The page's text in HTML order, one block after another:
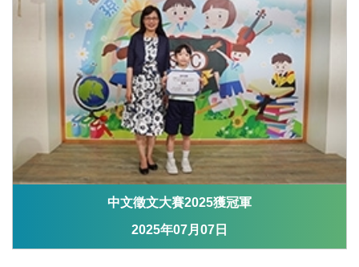
中文徵文大賽2025獲冠軍
2025年07月07日